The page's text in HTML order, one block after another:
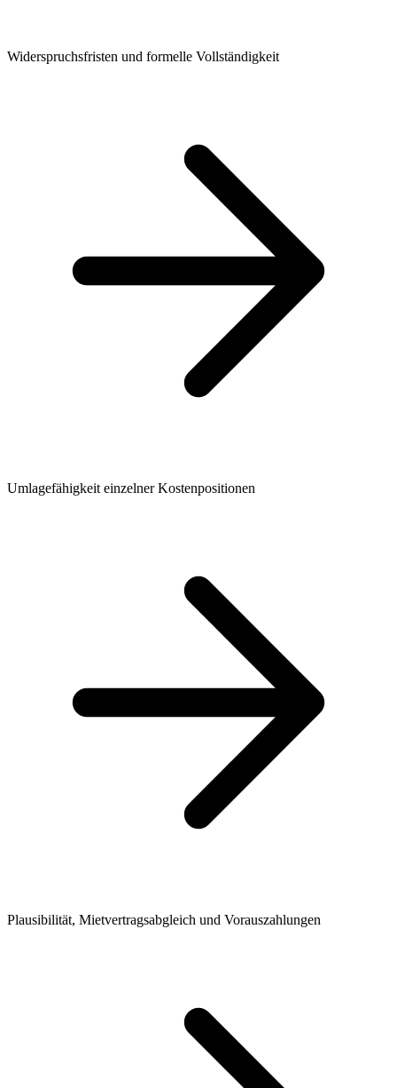
Widerspruchsfristen und formelle Vollständigkeit
Umlagefähigkeit einzelner Kostenpositionen
Plausibilität, Mietvertragsabgleich und Vorauszahlungen